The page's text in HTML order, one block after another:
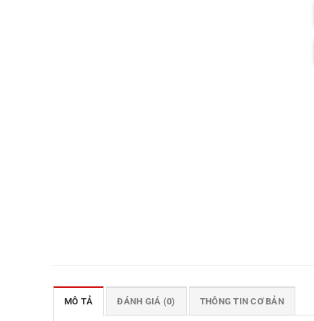
MÔ TẢ ĐÁNH GIÁ (0) THÔNG TIN CƠ BẢN